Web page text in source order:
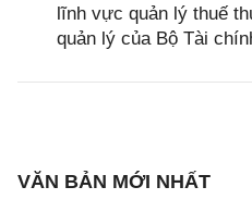
lĩnh vực quản lý thuế
quản lý của Bộ Tài
VĂN BẢN MỚI NHẤT